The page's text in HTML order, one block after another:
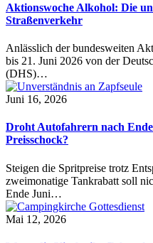
Aktionswoche Alkohol: Die
Straßenverkehr
Anlässlich der bundesweiten
bis 21. Juni 2026 von der
(DHS)…
Juni 16, 2026
Droht Autofahrern nach
Preisschock?
Steigen die Spritpreise trotz
zweimonatige Tankrabatt soll
Ende Juni…
Mai 12, 2026